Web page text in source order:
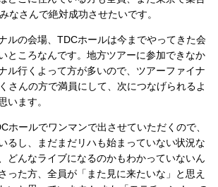
なさんで絶対成功させたいです。
ルの会場、TDCホールは今までやってきた会
ところなんです。地方ツアーに参加できなか
ル行くよって方が多いので、ツアーファイナ
さんの方で満員にして、次につなげられるよ
います。
ホールでワンマンで出させていただくので、
るし、まだまだリハも始まっていない状況な
どんなライブになるのかもわかっていないん
った方、全員が「また見に来たいな」と思え